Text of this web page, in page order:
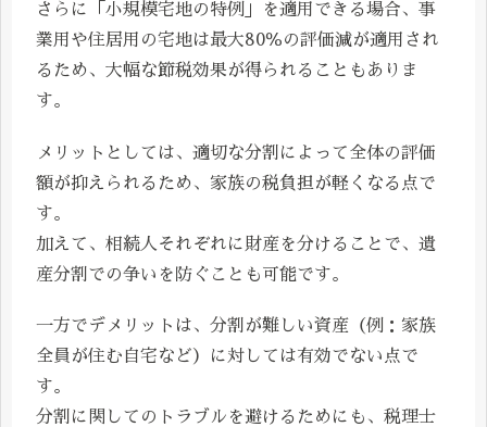
さらに「小規模宅地の特例」を適用できる場合、事
業用や住居用の宅地は最大80％の評価減が適用され
るため、大幅な節税効果が得られることもありま
す。
メリットとしては、適切な分割によって全体の評価
額が抑えられるため、家族の税負担が軽くなる点で
す。
加えて、相続人それぞれに財産を分けることで、遺
産分割での争いを防ぐことも可能です。
一方でデメリットは、分割が難しい資産（例：家族
全員が住む自宅など）に対しては有効でない点で
す。
分割に関してのトラブルを避けるためにも、税理士